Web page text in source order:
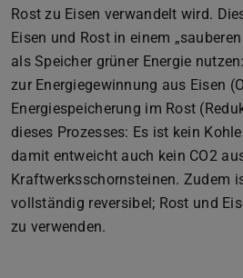
Rost zu Eisen verwandelt wird.
Eisen und Rost in einem
als Speicher grüner Energie
zur Energiegewinnung aus Eisen
Energiespeicherung im Rost
dieses Prozesses: Es ist kein
damit entweicht auch kein CO2
Kraftwerksschornsteinen. Zudem
vollständig reversibel; Rost und
zu verwenden.